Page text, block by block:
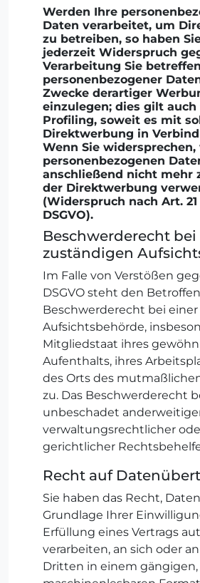
Werden Ihre
Daten verarbeitet, um
zu betreiben, so haben
jederzeit Widerspruch
Verarbeitung Sie
personenbezogener
Zwecke derartiger
einzulegen; dies gilt auch
Profiling, soweit es mit
Direktwerbung in
Wenn Sie
personenbezogenen
anschließend nicht mehr
der Direktwerbung
(Widerspruch nach Art. 21
DSGVO).
Beschwerderecht bei
zuständigen
Im Falle von Verstößen
DSGVO steht den
Beschwerderecht bei einer
Aufsichtsbehörde,
Mitgliedstaat ihres
Aufenthalts, ihres
des Orts des
zu. Das Beschwerderecht
unbeschadet
verwaltungsrechtlicher
gerichtlicher
Recht auf
Sie haben das Recht,
Grundlage Ihrer
Erfüllung eines Vertrags
verarbeiten, an sich oder
Dritten in einem gängigen,